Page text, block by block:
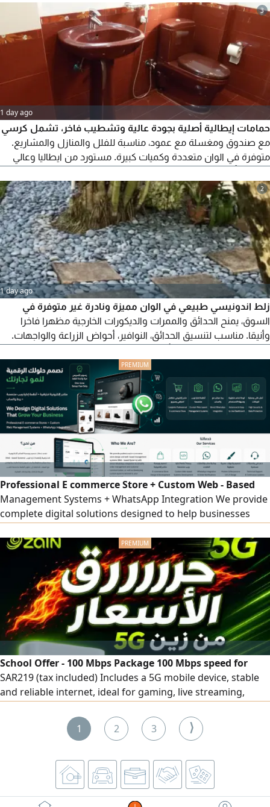
بوصة 3 3 - السماكة 3 ملي أو 2 ملي 4 - قطعة فوق سطح الأرض
240 سم أو 3 متر 5 - قطعة تحت الأرض 60 سم 6 - ملحومة بالنشات
مقاس 18 سم x 13 x سم 16 x ملي سماكة 7 - النظام بريك أوي
Breakaway System
3
1 day ago
حمامات إيطالية أصلية بجودة عالية وتشطيب فاخر، تشمل كرسي
مع صندوق ومغسلة مع عمود، مناسبة للفلل والمنازل والمشاريع.
متوفرة في الوان متعددة وكميات كبيرة. مستورد من ايطاليا وعالي
والاستفسار يرجى المراسلة
2
1 day ago
زلط اندونيسي طبيعي في الوان مميزة ونادرة غير متوفرة في
السوق، يمنح الحدائق والممرات والديكورات الخارجية مظهرا فاخرا
وأنيقا. مناسب لتنسيق الحدائق، النوافير، أحواض الزراعة والواجهات.
Professional E commerce Store + Custom Web - Based
Management Systems + WhatsApp Integration We provide
complete digital solutions designed to help businesses
store development, custom web - based management
systems, and direct WhatsApp integration to simplify order
handling and customer communication. Our service
includes a fully functional
School Offer - 100 Mbps Package 100 Mbps speed for
SAR219 (tax included) Includes a 5G mobile device, stable
and reliable internet, ideal for gaming, live streaming,
year only. Second year SAR239 (tax included) Two - day trial
period. For subscription and inquiries, contact Hisham Abu
1 2 3 ⟩